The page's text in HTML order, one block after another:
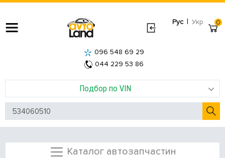
Рус | Укр
Подбор по VIN
096 548 69 29
044 229 53 86
0
Каталог автозапчастин